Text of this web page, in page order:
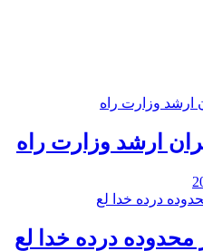
ارشد وزارت راه
درده خدا لع